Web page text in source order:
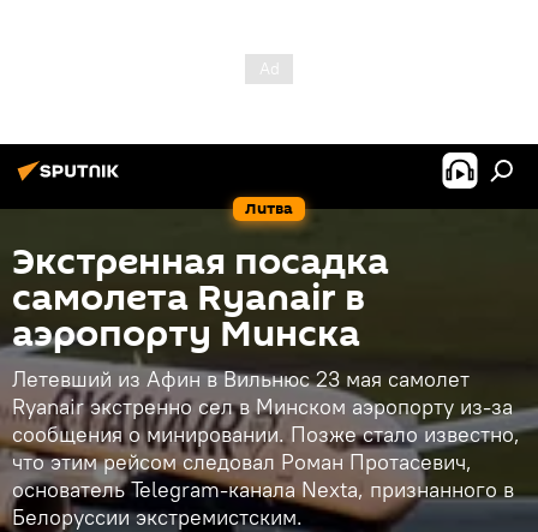
Литва
Экстренная посадка
самолета Ryanair в
аэропорту Минска
Летевший из Афин в Вильнюс 23 мая самолет
Ryanair экстренно сел в Минском аэропорту из-за
сообщения о минировании. Позже стало известно,
что этим рейсом следовал Роман Протасевич,
основатель Telegram-канала Nexta, признанного в
Белоруссии экстремистским.